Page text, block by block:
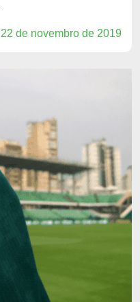
22 de novembro de 2019